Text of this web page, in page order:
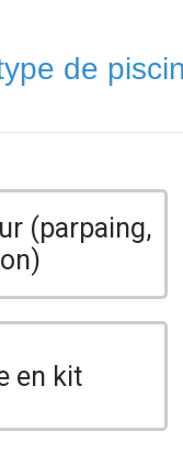
de
(parpaing,
en kit